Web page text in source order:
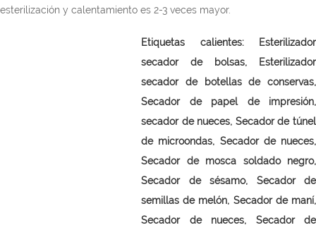
esterilización y calentamiento es 2-3 veces mayor.
Etiquetas calientes:
Esterilizador
secador de bolsas,
Esterilizador
secador de botellas de conservas,
Secador de papel de impresión,
secador de nueces, Secador de túnel
de microondas, Secador de nueces,
Secador de mosca soldado negro,
Secador de sésamo, Secador de
semillas de melón, Secador de maní,
Secador de nueces, Secador de